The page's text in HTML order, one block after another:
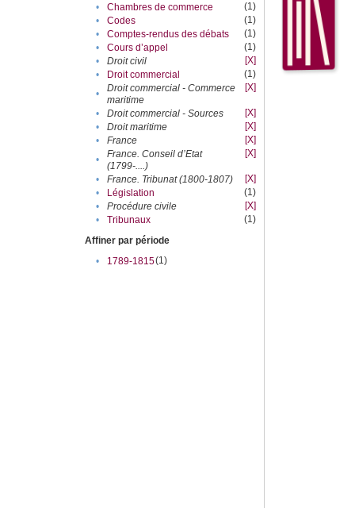
•
Chambres de commerce
(1)
•
Codes
(1)
•
Comptes-rendus des débats
(1)
•
Cours d’appel
(1)
•
Droit civil
[X]
•
Droit commercial
(1)
•
Droit commercial - Commerce
maritime
[X]
• Droit commercial - Sources
[X]
•
Droit maritime
[X]
•
France
[X]
•
France. Conseil d’Etat
(1799-....)
[X]
• France. Tribunat (1800-1807)
[X]
•
Législation
(1)
•
Procédure civile
[X]
•
Tribunaux
(1)
Affiner par période
•
1789-1815(1)